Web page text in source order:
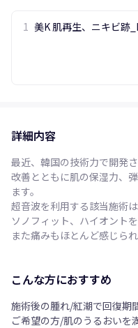
1 美K 肌再生、ニキビ跡
詳細内容
最近、韓国の技術力で開発
改善とともに肌の保湿力、
ます。
超音波を利用する該当施術
ソノフィット、ハイオント
また痛みもほとんど感じられ
こんな方におすすめ
施術後の腫れ/紅潮で回復期
ご希望の方/肌のうるおいを